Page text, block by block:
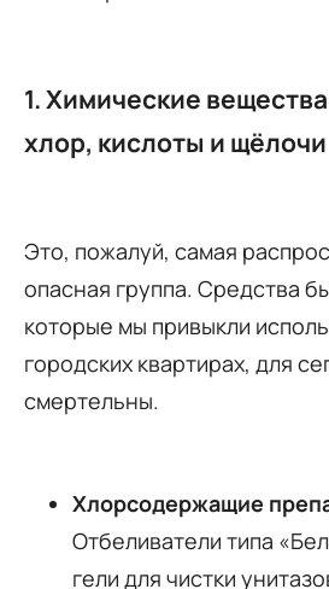
1. Химические
хлор, кислоты и щёлочи
Это, пожалуй, самая
опасная группа. Средства
которые мы привыкли
городских квартирах, для
смертельны.
Хлорсодержащие
Отбеливатели типа
гели для чистки